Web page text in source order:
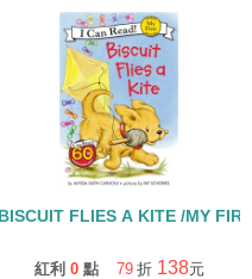
READ LEVEL1
BISCUIT FLIES A KITE /MY
紅利 0 點 79 折 138元